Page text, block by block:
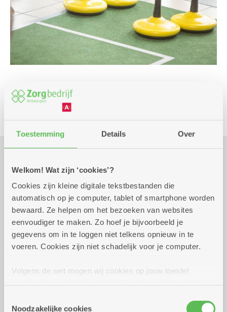
Toestemming Details Over
Welkom! Wat zijn ‘cookies’?
Cookies zijn kleine digitale tekstbestanden die
automatisch op je computer, tablet of smartphone worden
bewaard. Ze helpen om het bezoeken van websites
eenvoudiger te maken. Zo hoef je bijvoorbeeld je
gegevens om in te loggen niet telkens opnieuw in te
voeren. Cookies zijn niet schadelijk voor je computer.
Volgens de wet mogen wij cookies op jouw toestel
cookies hebben we jouw toestemming nodig. Sommige
Noodzakelijke cookies
Spel
Praktisch
vrijdag 23 oktober 202614.00 uur tot 16.30 uur
Gratis.
Reserveer vervoer
Dienstencentrum Arena